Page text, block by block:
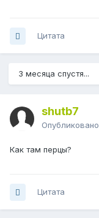
Цитата
3 месяца спустя...
shutb7
Опубликовано
Как там перцы?
Цитата